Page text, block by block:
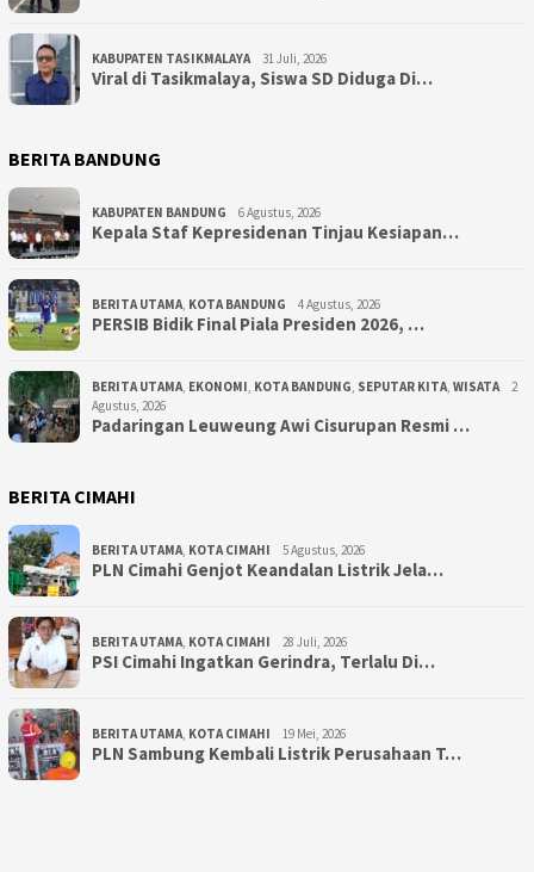
KABUPATEN TASIKMALAYA 31 Juli, 2026
Viral di Tasikmalaya, Siswa SD Diduga Di…
BERITA BANDUNG
KABUPATEN BANDUNG 6 Agustus, 2026
Kepala Staf Kepresidenan Tinjau Kesiapan…
BERITA UTAMA, KOTA BANDUNG 4 Agustus, 2026
PERSIB Bidik Final Piala Presiden 2026, …
BERITA UTAMA, EKONOMI, KOTA BANDUNG, SEPUTAR KITA, WISATA
2
Agustus, 2026
Padaringan Leuweung Awi Cisurupan Resmi …
BERITA CIMAHI
BERITA UTAMA, KOTA CIMAHI 5 Agustus, 2026
PLN Cimahi Genjot Keandalan Listrik Jela…
BERITA UTAMA, KOTA CIMAHI 28 Juli, 2026
PSI Cimahi Ingatkan Gerindra, Terlalu Di…
BERITA UTAMA, KOTA CIMAHI 19 Mei, 2026
PLN Sambung Kembali Listrik Perusahaan T…